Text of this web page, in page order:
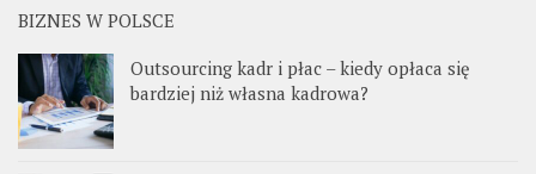
BIZNES W POLSCE
Outsourcing kadr i płac – kiedy opłaca się
bardziej niż własna kadrowa?